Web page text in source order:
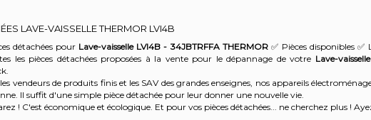
LAVE-VAISSELLE THERMOR LVI4B
détachées pour Lave-vaisselle LVI4B - 34JBTRFFA THERMOR ✅ Pièces disponibles
les pièces détachées proposées à la vente pour le dépannage de votre Lave-
vendeurs de produits finis et les SAV des grandes enseignes, nos appareils
Il suffit d'une simple pièce détachée pour leur donner une nouvelle vie.
! C'est économique et écologique. Et pour vos pièces détachées... ne cherchez plus !